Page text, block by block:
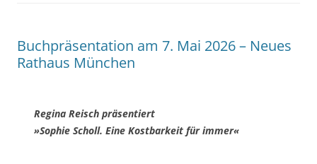
Buchpräsentation am 7. Mai 2026 – Neues
Rathaus München
Regina Reisch präsentiert
»Sophie Scholl. Eine Kostbarkeit für immer«